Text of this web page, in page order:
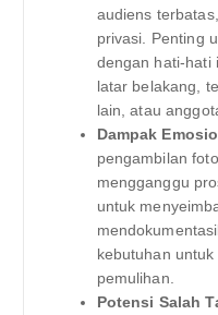
audiens
privasi. Penting
dengan hati-hati
latar belakang,
lain, atau
Dampak
pengambilan
mengganggu
untuk
kebutuhan
pemulihan.
Potensi Salah